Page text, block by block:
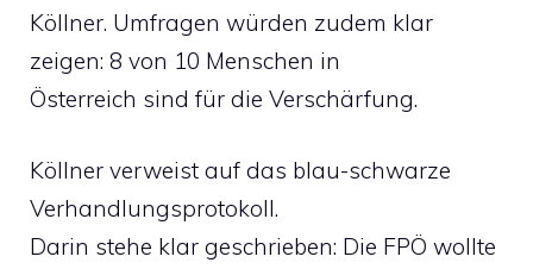
Köllner. Umfragen würden zudem klar
zeigen: 8 von 10 Menschen in
Österreich sind für die Verschärfung.
Köllner verweist auf das blau-schwarze
Verhandlungsprotokoll.
Darin stehe klar geschrieben: Die FPÖ wollte